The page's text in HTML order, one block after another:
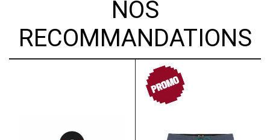
NOS
RECOMMANDATIONS
PROMO